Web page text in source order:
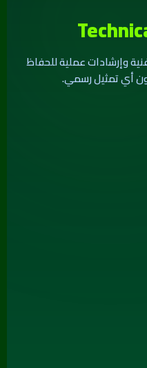
وإرشادات عملية للحفاظ
أي تمثيل رسمي.